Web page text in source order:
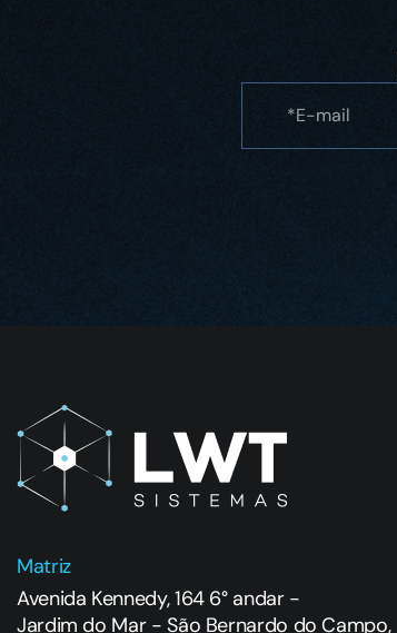
Matriz
Avenida Kennedy, 164 6° andar -
Jardim do Mar - São Bernardo do Campo,